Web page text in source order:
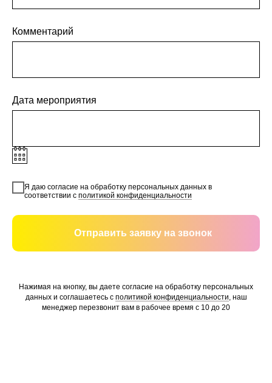
Комментарий
Дата мероприятия
Я даю согласие на обработку персональных данных в
соответствии с политикой конфиденциальности
Отправить заявку на звонок
Нажимая на кнопку, вы даете согласие на обработку персональных
данных и соглашаетесь c политикой конфиденциальности, наш
менеджер перезвонит вам в рабочее время с 10 до 20